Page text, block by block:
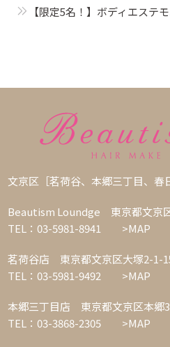
【限定5名！】ボディエステ
文京区［茗荷谷、本郷三丁目、春
Beautism Loundge 東京都文京
TEL：03-5981-8941
>MAP
茗荷谷店 東京都文京区大塚2-1-
TEL：03-5981-9492
>MAP
本郷三丁目店 東京都文京区本郷
TEL：03-3868-2305
>MAP